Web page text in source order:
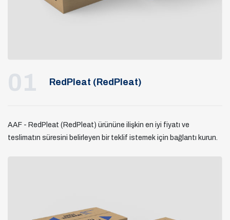
01 RedPleat (RedPleat)
AAF - RedPleat (RedPleat) ürününe ilişkin en iyi fiyatı ve
teslimatın süresini belirleyen bir teklif istemek için bağlantı kurun.